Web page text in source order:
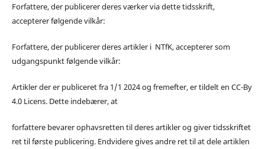
Forfattere, der publicerer deres værker via dette tidsskrift,
accepterer følgende vilkår:
Forfattere, der publicerer deres artikler i NTfK, accepterer som
udgangspunkt følgende vilkår:
Artikler der er publiceret fra 1/1 2024 og fremefter, er tildelt en CC-By
4.0 Licens. Dette indebærer, at
forfattere bevarer ophavsretten til deres artikler og giver tidsskriftet
ret til første publicering. Endvidere gives andre ret til at dele artiklen